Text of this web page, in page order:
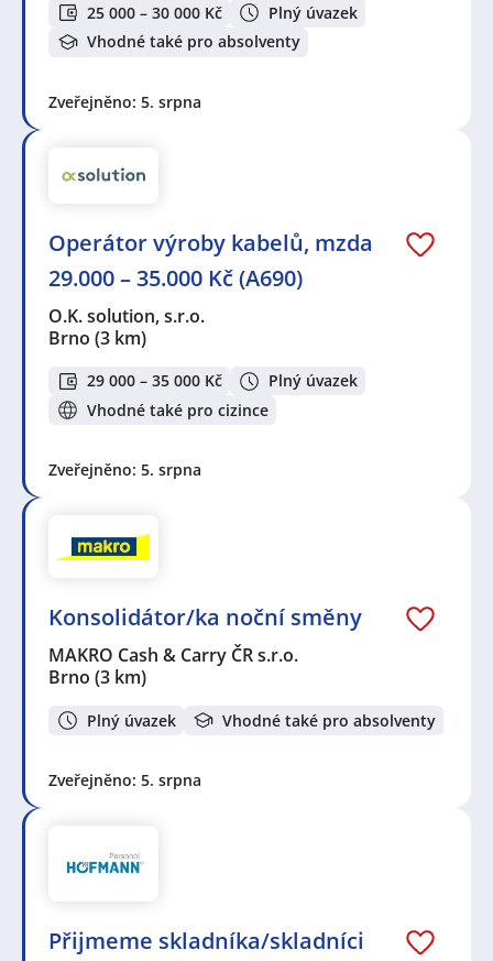
25 000 – 30 000 Kč
Plný úvazek
Vhodné také pro absolventy
Zveřejněno: 5. srpna
Operátor výroby kabelů, mzda
29.000 – 35.000 Kč (A690)
O.K. solution, s.r.o.
Brno (3 km)
29 000 – 35 000 Kč
Plný úvazek
Vhodné také pro cizince
Zveřejněno: 5. srpna
Konsolidátor/ka noční směny
MAKRO Cash & Carry ČR s.r.o.
Brno (3 km)
Plný úvazek Vhodné také pro absolventy
Zveřejněno: 5. srpna
Přijmeme skladníka/skladníci